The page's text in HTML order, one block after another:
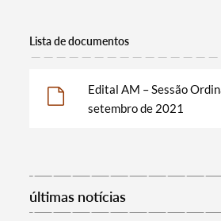
Lista de documentos
Edital AM – Sessão
setembro de 2021
últimas notícias